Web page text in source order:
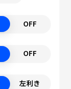
OFF
OFF
左利き